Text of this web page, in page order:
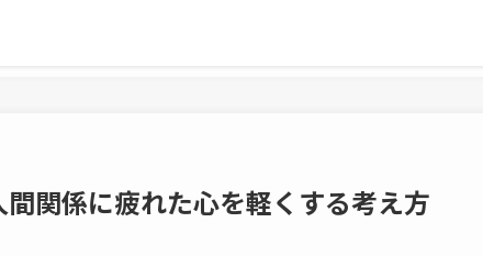
関係に疲れた心を軽くする考え方